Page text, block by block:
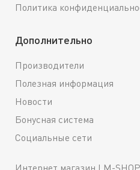
Политика
Дополнительно
Производители
Полезная информация
Новости
Бонусная система
Социальные сети
Интернет магазин LM-